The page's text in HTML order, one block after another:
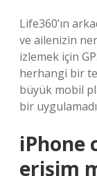
Life360’ın
ve ailenizin
izlemek için
herhangi bir
büyük mobil
bir
iPhone
erişim